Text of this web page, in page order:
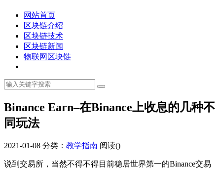
网站首页
区块链介绍
区块链技术
区块链新闻
物联网区块链
Binance Earn–在Binance上收息的几种不
同玩法
2021-01-08 分类： 教学指南 阅读()
说到交易所，当然不得不得目前稳居世界第一的Binance交易